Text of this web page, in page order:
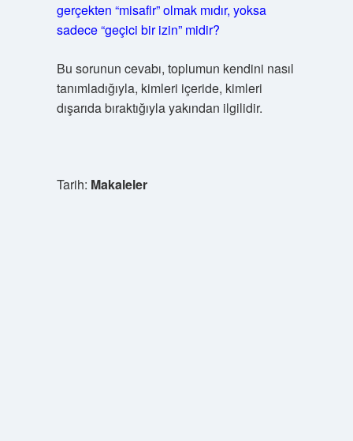
gerçekten “misafir” olmak mıdır, yoksa
sadece “geçici bir izin” midir?
Bu sorunun cevabı, toplumun kendini nasıl
tanımladığıyla, kimleri içeride, kimleri
dışarıda bıraktığıyla yakından ilgilidir.
Tarih: Makaleler